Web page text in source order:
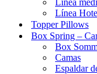
Línea
Línea
Topper Pillows
Box Spring –
Box
Camas
Espaldar